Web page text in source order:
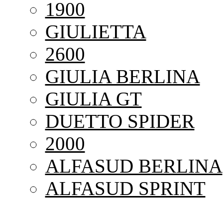
1900
GIULIETTA
2600
GIULIA BERLINA
GIULIA GT
DUETTO SPIDER
2000
ALFASUD BERLINA
ALFASUD SPRINT